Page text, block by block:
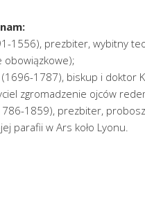
1556), prezbiter, wybitny
obowiązkowe);
1787), biskup i doktor
zgromadzenie ojców
1859), prezbiter,
parafii w Ars koło Lyonu.